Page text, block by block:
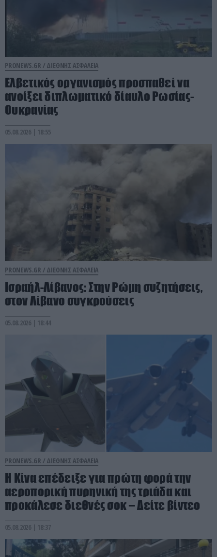
PRONEWS.GR / ΔΙΕΘΝΗΣ ΑΣΦΑΛΕΙΑ
Ελβετικός οργανισμός προσπαθεί να
ανοίξει διπλωματικό δίαυλο Ρωσίας-
Ουκρανίας
05.08.2026 | 18:55
PRONEWS.GR / ΔΙΕΘΝΗΣ ΑΣΦΑΛΕΙΑ
Ισραήλ-Λίβανος: Στην Ρώμη συζητήσεις,
στον Λίβανο συγκρούσεις
05.08.2026 | 18:44
PRONEWS.GR / ΔΙΕΘΝΗΣ ΑΣΦΑΛΕΙΑ
Η Κίνα επέδειξε για πρώτη φορά την
αεροπορική πυρηνική της τριάδα και
προκάλεσε διεθνές σοκ – Δείτε βίντεο
05.08.2026 | 18:37